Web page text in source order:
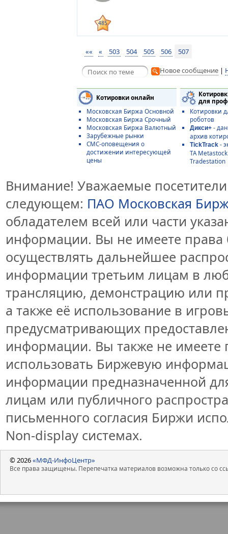
485
«« « 503 504 505 506 507
Новое сообщение|
Котировки онлайн
для
Московская Биржа Основной
Московская Биржа Срочный
Московская Биржа Валютный
Зарубежные рынки
СМС-оповещения о
достижении интересующей
цены
Котировки
роботов
Дикси+-
архив
TickTrack-
ТА
Tradestation
Внимание! Уважаемые
следующем: ПАО Московская
обладателем всей или части
информации. Вы не имеете права
осуществлять дальнейшее
информации третьим лицам в
трансляцию, демонстрацию или
а также её использование в
предусматривающих
информации. Вы также не имеете
использовать Биржевую
информации предназначенной
лицам или публичного
письменного согласия Биржи
Non-display системах.
© 2026«МФД-ИнфоЦентр»
Все права защищены. Перепечатка материалов возможна только со